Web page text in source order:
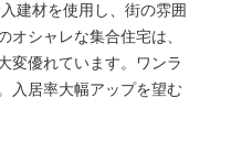
建材を使用し、街の雰囲
オシャレな集合住宅は、
変優れています。ワンラ
入居率大幅アップを望む